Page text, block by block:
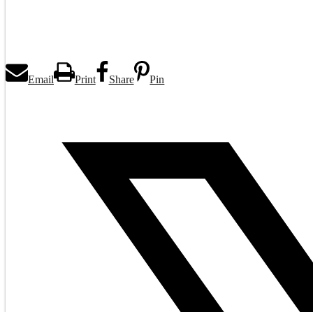
Email Print Share Pin